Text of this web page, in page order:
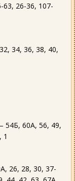
26-36, 107-
34, 36, 38, 40,
54Б, 60А, 56, 49,
1
26, 28, 30, 37-